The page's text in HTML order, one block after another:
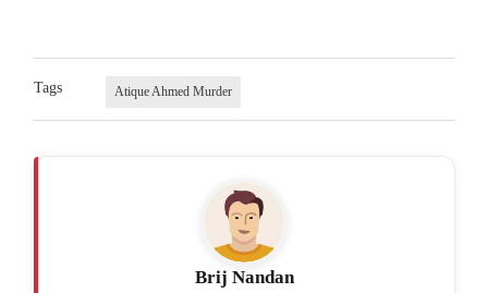
Tags Atique Ahmed Murder
Brij Nandan